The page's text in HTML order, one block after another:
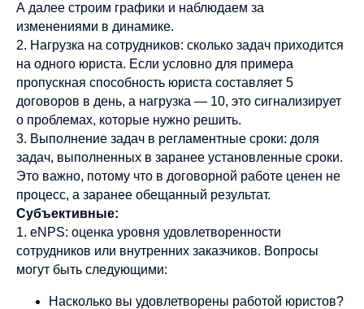
А далее строим графики и наблюдаем за
изменениями в динамике.
2. Нагрузка на сотрудников: сколько задач приходится
на одного юриста. Если условно для примера
пропускная способность юриста составляет 5
договоров в день, а нагрузка — 10, это сигнализирует
о проблемах, которые нужно решить.
3. Выполнение задач в регламентные сроки: доля
задач, выполненных в заранее установленные сроки.
Это важно, потому что в договорной работе ценен не
процесс, а заранее обещанный результат.
Субъективные:
1. eNPS: оценка уровня удовлетворенности
сотрудников или внутренних заказчиков. Вопросы
могут быть следующими:
Насколько вы удовлетворены работой юристов?